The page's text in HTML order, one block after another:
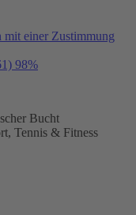
mit einer Zustimmung
98%
Bucht
Tennis & Fitness